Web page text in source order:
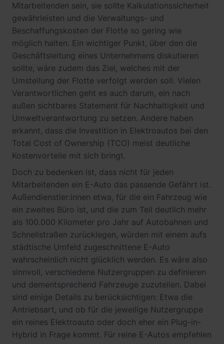
Mitarbeitenden sein, sie sollte Kalkulationssicherheit
gewährleisten und die Verwaltungs- und
Beschaffungskosten der Flotte so gering wie
möglich halten. Ein wichtiger Punkt, über den die
Geschäftsleitung eines Unternehmens diskutieren
sollte, wäre zudem das Ziel, welches mit der
Umstellung der Flotte verfolgt werden soll. Vielen
Verantwortlichen geht es auch darum, ein nach
außen sichtbares Statement für Nachhaltigkeit und
Umweltverantwortung zu setzen. Andere haben
erkannt, dass die Investition in Elektroautos bei den
Total Cost of Ownership (TCO) meist deutliche
Kostenvorteile mit sich bringt.
Doch zu bedenken ist, dass nicht für jeden
Mitarbeitenden ein E-Auto das passende Gefährt ist.
Außendienstler:innen etwa, für die ein Fahrzeug wie
ein zweites Büro ist, und die zum Teil deutlich mehr
als 100.000 Kilometer pro Jahr auf Autobahnen und
Schnellstraßen zurücklegen, würden mit einem aufs
städtische Umfeld zugeschnittene E-Auto
wahrscheinlich nicht glücklich werden. Es wäre also
sinnvoll, verschiedene Nutzergruppen zu definieren
und dementsprechend Fahrzeuge zuzuteilen. Dabei
sind einige Details zu berücksichtigen: Etwa die
Antriebsart, und ob für die jeweilige Nutzergruppe
ein reines Elektroauto oder doch eher ein Plug-in-
Hybrid in Frage kommt. Für reine E-Autos empfehlen